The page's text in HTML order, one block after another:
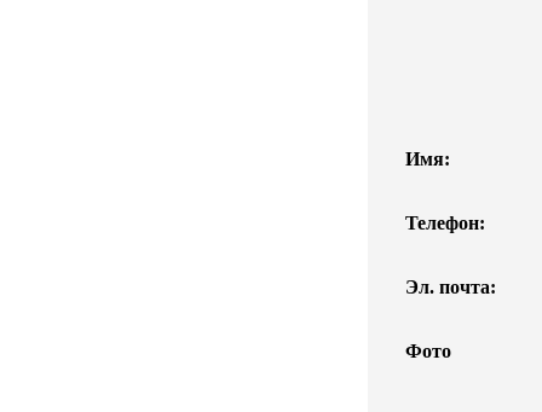
Имя:
Телефон:
Эл. почта:
Фото